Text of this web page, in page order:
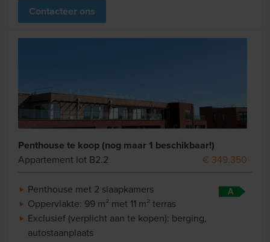
Contacteer ons
Penthouse te koop (nog maar 1 beschikbaar!)
Appartement lot B2.2
€ 349.350
Penthouse met 2 slaapkamers
Oppervlakte: 99 m² met 11 m² terras
Exclusief (verplicht aan te kopen): berging,
autostaanplaats